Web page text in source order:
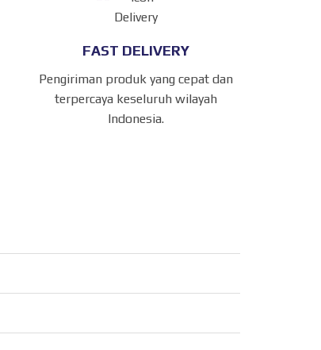
FAST DELIVERY
Pengiriman produk yang cepat dan
terpercaya keseluruh wilayah
Indonesia.